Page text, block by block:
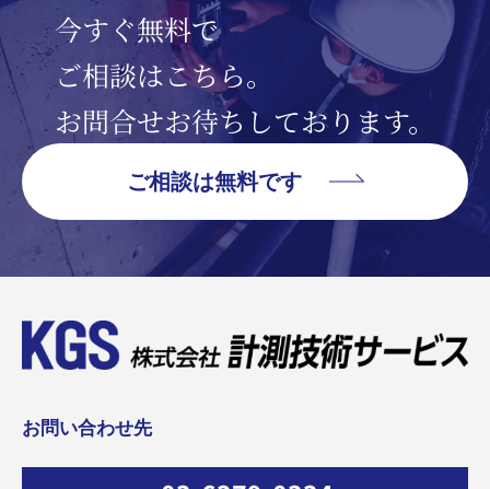
今すぐ無料で
ご相談はこちら。
お問合せお待ちしております。
ご相談は無料です
お問い合わせ先